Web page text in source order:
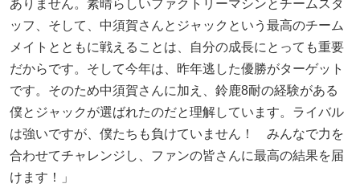
ありません。素晴らしいファクトリーマシンとチームスタ
ッフ、そして、中須賀さんとジャックという最高のチーム
メイトとともに戦えることは、自分の成長にとっても重要
だからです。そして今年は、昨年逃した優勝がターゲット
です。そのため中須賀さんに加え、鈴鹿8耐の経験がある
僕とジャックが選ばれたのだと理解しています。ライバル
は強いですが、僕たちも負けていません！ みんなで力を
合わせてチャレンジし、ファンの皆さんに最高の結果を届
けます！」